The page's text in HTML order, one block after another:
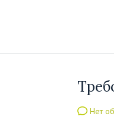
Нет